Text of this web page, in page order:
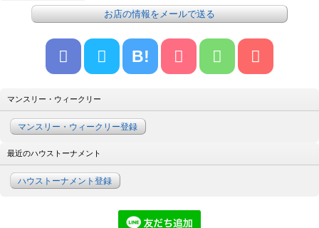
お店の情報をメールで送る
B!
マンスリー・ウィークリー
マンスリー・ウィークリー登録
最近のハウストーナメント
ハウストーナメント登録